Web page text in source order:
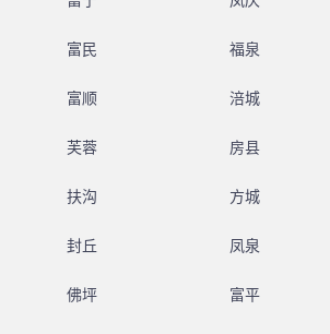
富民 福泉
富顺 涪城
芙蓉 房县
扶沟 方城
封丘 凤泉
佛坪 富平